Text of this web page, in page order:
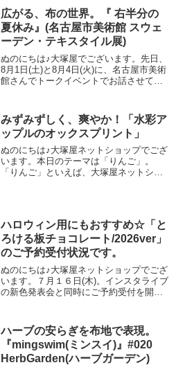
した。ご予約をくださっていましたお客
様への発送が完了し、現
広がる、布の世界。『 右半分の
夏休み』(名古屋市美術館 スウェ
ーデン・テキスタイル展)
ぬのにちは♪大塚屋でございます。先日、
8月1日(土)と8月4日(火)に、名古屋市美術
館さんでトークイベントでお話させてい
客さまにご来場いただきましたことを御
礼申し上
みずみずしく、爽やか！「水彩ア
ップルのオックスプリント」
ぬのにちは♪大塚屋ネットショップでござ
います。本日のテーマは「りんご」。
「りんご」といえば、大塚屋ネットショ
ハロウィン用にもおすすめ☆「と
ろける板チョコレート/2026ver」
のご予約受付状況です。
ぬのにちは♪大塚屋ネットショップでござ
います。７月１６日(木)。インスタライブ
の新色発表会と同時にご予約受付を開始
ョン。「復刻カラー３色」と「新色３
色」の全６色にて展
ハーブの安らぎを布地で表現。
『mingswim(ミンスイ)』#020
HerbGarden(ハーブガーデン)